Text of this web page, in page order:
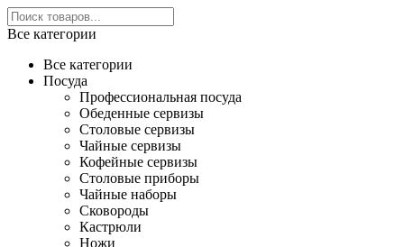
Все категории
Все категории
Посуда
Профессиональная посуда
Обеденные сервизы
Столовые сервизы
Чайные сервизы
Кофейные сервизы
Столовые приборы
Чайные наборы
Сковороды
Кастрюли
Ножи